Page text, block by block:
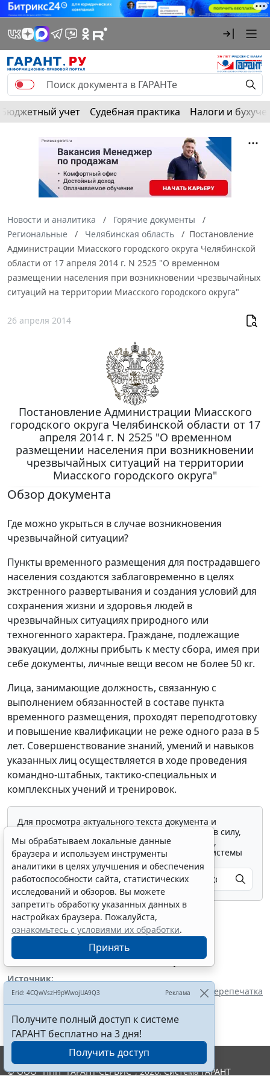
Бюджетный учет Судебная практика Налоги и
Новости и аналитика
Горячие документы
Региональные
Челябинская область
Постановление
Администрации Миасского городского округа Челябинской
области от 17 апреля 2014 г. N 2525 "О временном
размещении населения при возникновении чрезвычайных
ситуаций на территории Миасского городского округа"
26 апреля 2014
Постановление Администрации Миасского
городского округа Челябинской области от 17
апреля 2014 г. N 2525 "О временном
размещении населения при возникновении
чрезвычайных ситуаций на территории
Миасского городского округа"
Обзор документа
Где можно укрыться в случае возникновения
чрезвычайной ситуации?
Пункты временного размещения для пострадавшего
населения создаются заблаговременно в целях
экстренного развертывания и создания условий для
сохранения жизни и здоровья людей в
чрезвычайных ситуациях природного или
техногенного характера. Граждане, подлежащие
эвакуации, должны прибыть к месту сбора, имея при
себе документы, личные вещи весом не более 50 кг.
Лица, занимающие должность, связанную с
выполнением обязанностей в составе пункта
временного размещения, проходят переподготовку
и повышение квалификации не реже одного раза в 5
лет. Совершенствование знаний, умений и навыков
указанных лиц осуществляется в ходе проведения
командно-штабных, тактико-специальных и
комплексных учений и тренировок.
Для просмотра актуального текста документа и
получения полной информации о вступлении в силу,
изменениях и порядке применения документа,
воспользуйтесь поиском в Интернет-версии системы
ГАРАНТ:
Показать все материалы
Источник:
Администрация Миасского городского округа
Перепечатка
Мы обрабатываем локальные данные
браузера и используем инструменты
аналитики в целях улучшения и обеспечения
работоспособности сайта, статистических
исследований и обзоров. Вы можете
запретить обработку указанных данных в
настройках браузера. Пожалуйста,
ознакомьтесь с условиями их обработки.
Принять
Erid: 4CQwVszH9pWwojUA9Q3 Реклама
Получите полный доступ к системе
ГАРАНТ бесплатно на 3 дня!
Получить доступ
© ООО "НПП "ГАРАНТ-СЕРВИС", 2026. Система ГАРАНТ